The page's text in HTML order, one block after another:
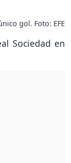
gol. Foto: EFE
Sociedad en